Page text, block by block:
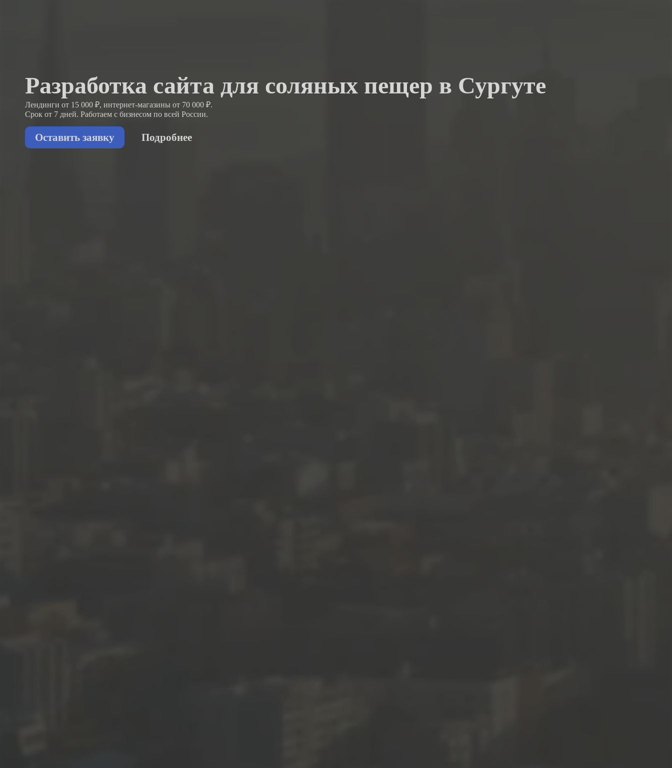
Разработка сайта для соляных пещер в Сургуте
Лендинги от 15 000 ₽, интернет-магазины от 70 000 ₽.
Срок от 7 дней. Работаем с бизнесом по всей России.
Оставить заявку Подробнее